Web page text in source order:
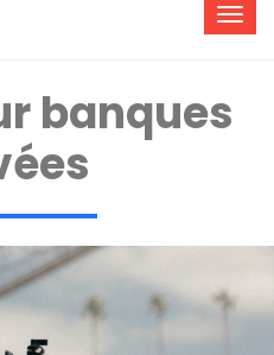
banques